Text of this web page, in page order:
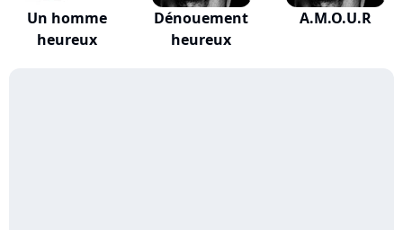
Un homme
heureux
Dénouement
heureux
A.M.O.U.R